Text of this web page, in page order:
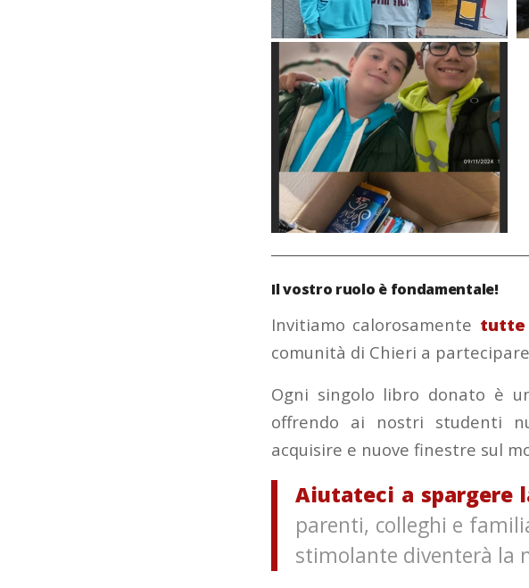
Il vostro ruolo è fondamentale!
Invitiamo calorosamente tutte
comunità di Chieri a
Ogni singolo libro donato è
offrendo ai nostri studenti
acquisire e nuove finestre sul
Aiutateci a spargere
parenti, colleghi e
stimolante diventerà la